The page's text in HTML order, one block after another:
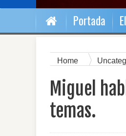
Portada
Home
Miguel
temas.